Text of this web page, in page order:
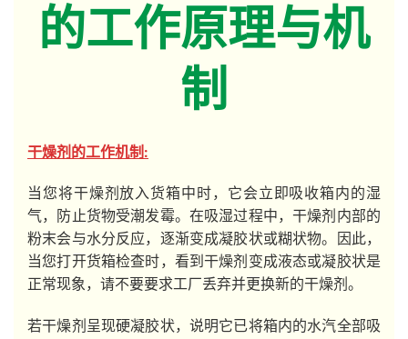
的工作原理与机
制
干燥剂的工作机制:
当您将干燥剂放入货箱中时，它会立即吸收箱内的湿
气，防止货物受潮发霉。在吸湿过程中，干燥剂内部的
粉末会与水分反应，逐渐变成凝胶状或糊状物。因此，
当您打开货箱检查时，看到干燥剂变成液态或凝胶状是
正常现象，请不要要求工厂丢弃并更换新的干燥剂。
若干燥剂呈现硬凝胶状，说明它已将箱内的水汽全部吸